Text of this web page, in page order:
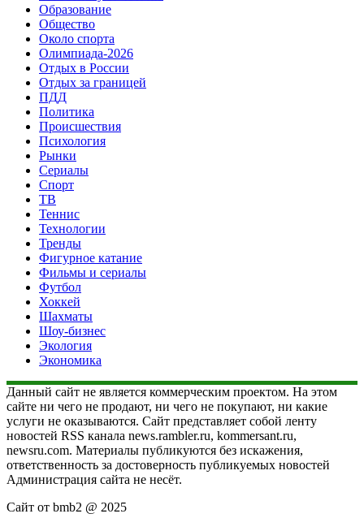
Образование
Общество
Около спорта
Олимпиада-2026
Отдых в России
Отдых за границей
ПДД
Политика
Происшествия
Психология
Рынки
Сериалы
Спорт
ТВ
Теннис
Технологии
Тренды
Фигурное катание
Фильмы и сериалы
Футбол
Хоккей
Шахматы
Шоу-бизнес
Экология
Экономика
Данный сайт не является коммерческим проектом. На этом
сайте ни чего не продают, ни чего не покупают, ни какие
услуги не оказываются. Сайт представляет собой ленту
новостей RSS канала news.rambler.ru, kommersant.ru,
newsru.com. Материалы публикуются без искажения,
ответственность за достоверность публикуемых новостей
Администрация сайта не несёт.
Сайт от bmb2 @ 2025